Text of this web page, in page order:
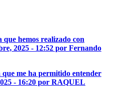
hemos realizado con
2025 - 12:52 por Fernando
que me ha permitido entender
- 16:20 por RAQUEL